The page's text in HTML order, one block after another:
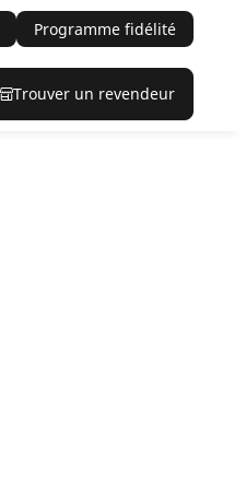
Programme fidélité
Trouver un revendeur